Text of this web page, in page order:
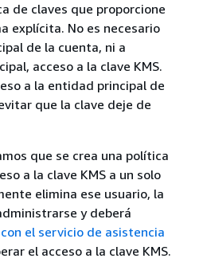
de claves que proporcione
explícita. No es necesario
de la cuenta, ni a
acceso a la clave KMS.
a la entidad principal de
que la clave deje de
que se crea una política
a la clave KMS a un solo
elimina ese usuario, la
y deberá
el servicio de asistencia
el acceso a la clave KMS.